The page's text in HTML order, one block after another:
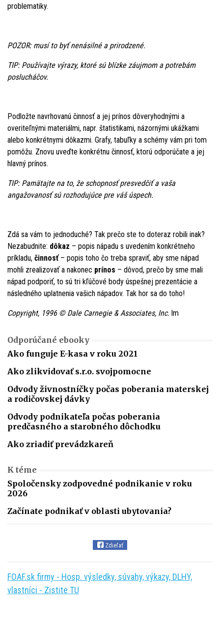
problematiky.
POZOR: musí to byť nenásilné a prirodzené.
TIP: Používajte výrazy, ktoré sú blízke záujmom a potrebám
poslucháčov.
Podložte navrhovanú činnosť a jej prínos dôveryhodnými a
overiteľnými materiálmi, napr. štatistikami, názornými ukážkami
alebo konkrétnymi dôkazmi. Grafy, tabuľky a schémy vám pri tom
pomôžu. Znovu uveďte konkrétnu činnosť, ktorú odporúčate a jej
hlavný prínos.
TIP: Pamätajte na to, že schopnosť presvedčiť a vaša
angažovanosť sú rozhodujúce pre váš úspech.
Zdá sa vám to jednoduché? Tak prečo ste to doteraz robili inak?
Nezabudnite: dôkaz – popis nápadu s uvedením konkrétneho
príkladu, činnosť– popis toho čo treba spraviť, aby sme nápad
mohli zrealizovať a nakonec prínos – dôvod, prečo by sme mali
nápad podporiť, to sú tri kľúčové body úspešnej prezentácie a
následného uplatnenia vašich nápadov. Tak hor sa do toho!
Copyright, 1996 © Dale Carnegie & Associates, Inc. lm
Odporúčané ebooky
Ako funguje E-kasa v roku 2021
Ako zlikvidovať s.r.o. svojpomocne
Odvody živnostníčky počas poberania materskej
a rodičovskej dávky
Odvody podnikateľa počas poberania
predčasného a starobného dôchodku
Ako zriadiť prevádzkareň
K téme
Spoločensky zodpovedné podnikanie v roku
2026
Začínate podnikať v oblasti ubytovania?
Zdieľať
FOAF.sk firmy - Hosp. výsledky, súvahy, výkazy, DLHY,
vlastníci - Zistite TU